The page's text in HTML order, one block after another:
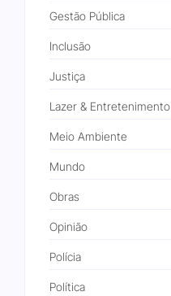
Gestão Pública
Inclusão
Justiça
Lazer & Entretenimento
Meio Ambiente
Mundo
Obras
Opinião
Polícia
Política